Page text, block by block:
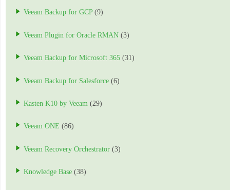
Veeam Backup for GCP(9)
Veeam Plugin for Oracle RMAN (3)
Veeam Backup for Microsoft 365 (31)
Veeam Backup for Salesforce (6)
Kasten K10 by Veeam (29)
Veeam ONE (86)
Veeam Recovery Orchestrator (3)
Knowledge Base (38)